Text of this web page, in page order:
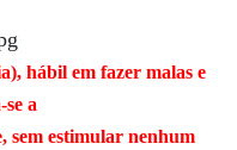
hábil em fazer malas e
a
sem estimular nenhum